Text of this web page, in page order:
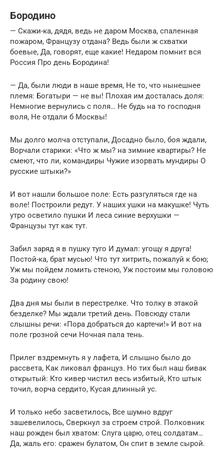
Бородино
— Скажи-ка, дядя, ведь не даром Москва, спаленная
пожаром, Французу отдана? Ведь были ж схватки
боевые, Да, говорят, еще какие! Недаром помнит вся
Россия Про день Бородина!
— Да, были люди в наше время, Не то, что нынешнее
племя: Богатыри — не вы! Плохая им досталась доля:
Немногие вернулись с поля… Не будь на то господня
воля, Не отдали б Москвы!
Мы долго молча отступали, Досадно было, боя ждали,
Ворчали старики: «Что ж мы? на зимние квартиры? Не
смеют, что ли, командиры Чужие изорвать мундиры О
русские штыки?»
И вот нашли большое поле: Есть разгуляться где на
воле! Построили редут. У наших ушки на макушке! Чуть
утро осветило пушки И леса синие верхушки —
Французы тут как тут.
Забил заряд я в пушку туго И думал: угощу я друга!
Постой-ка, брат мусью! Что тут хитрить, пожалуй к бою;
Уж мы пойдем ломить стеною, Уж постоим мы головою
За родину свою!
Два дня мы были в перестрелке. Что толку в этакой
безделке? Мы ждали третий день. Повсюду стали
слышны речи: «Пора добраться до картечи!» И вот на
поле грозной сечи Ночная пала тень.
Прилег вздремнуть я у лафета, И слышно было до
рассвета, Как ликовал француз. Но тих был наш бивак
открытый: Кто кивер чистил весь избитый, Кто штык
точил, ворча сердито, Кусая длинный ус.
И только небо засветилось, Все шумно вдруг
зашевелилось, Сверкнул за строем строй. Полковник
наш рожден был хватом: Слуга царю, отец солдатам…
Да, жаль его: сражен булатом, Он спит в земле сырой.